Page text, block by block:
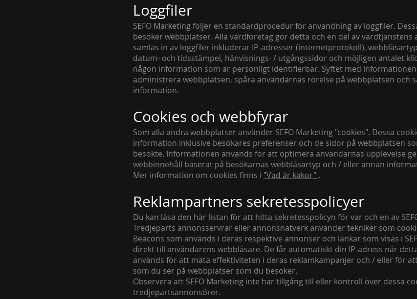
Loggfiler
SEFO Marketing följer en standardprocedur för användning av loggfiler.
besöker webbplatser. Alla värdföretag gör detta och en del av värdtjänstens
samlas in av loggfiler inkluderar IP-adresser (internetprotokoll),
datum- och tidsstämpel, hänvisnings- / utgångssidor och möjligen antalet
någon information som är personligt identifierbar. Syftet med
administrera webbplatsen, spåra användarnas rörelse på webbplatsen och
information.
Cookies och webbfyrar
Som alla andra webbplatser använder SEFO Marketing "cookies". Dessa
information inklusive besökares preferenser och de sidor på webbplatsen
besökte. Informationen används för att optimera användarnas upplevelse
webbinnehåll baserat på besökarnas webbläsartyp och / eller annan
Mer information om cookies finns i "Vad är kakor" .
Reklampartners sekretesspolicyer
Du kan läsa den här listan för att hitta sekretesspolicyn för var och en av
Tredjeparts annonsservrar eller annonsnätverk använder tekniker som
Beacons som används i deras respektive annonser och länkar som visas i
direkt till användarens webbläsare. De får automatiskt din IP-adress när
används för att mäta effektiviteten i deras reklamkampanjer och / eller för
som du ser på webbplatser som du besöker.
Observera att SEFO Marketing inte har tillgång till eller kontroll över dessa
tredjepartsannonsörer.